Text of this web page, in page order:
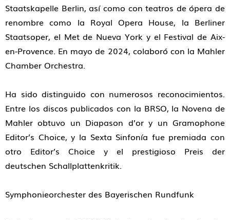
Staatskapelle Berlin, así como con teatros de ópera de
renombre como la Royal Opera House, la Berliner
Staatsoper, el Met de Nueva York y el Festival de Aix-
en-Provence. En mayo de 2024, colaboró con la Mahler
Chamber Orchestra.
Ha sido distinguido con numerosos reconocimientos.
Entre los discos publicados con la BRSO, la Novena de
Mahler obtuvo un Diapason d’or y un Gramophone
Editor’s Choice, y la Sexta Sinfonía fue premiada con
otro Editor’s Choice y el prestigioso Preis der
deutschen Schallplattenkritik.
Symphonieorchester des Bayerischen Rundfunk